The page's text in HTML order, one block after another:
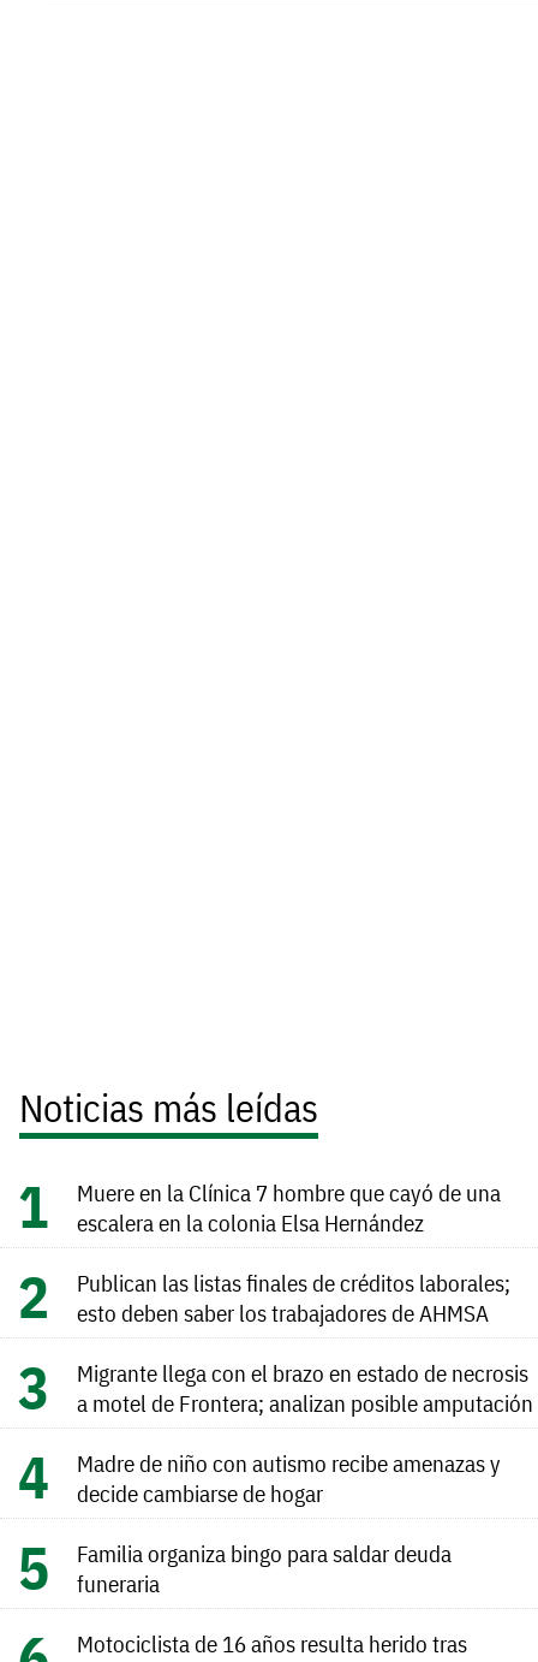
Noticias más leídas
Muere en la Clínica 7 hombre que cayó de una
escalera en la colonia Elsa Hernández
Publican las listas finales de créditos laborales;
esto deben saber los trabajadores de AHMSA
Migrante llega con el brazo en estado de necrosis
a motel de Frontera; analizan posible amputación
Madre de niño con autismo recibe amenazas y
decide cambiarse de hogar
Familia organiza bingo para saldar deuda
funeraria
Motociclista de 16 años resulta herido tras